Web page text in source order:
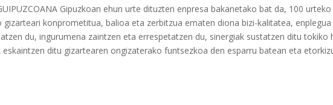
Gipuzkoan ehun urte dituzten enpresa bakanetako bat da, 100
gizarteari konprometitua, balioa eta zerbitzua ematen diona bizi-kalitatea,
du, ingurumena zaintzen eta errespetatzen du, sinergiak sustatzen ditu
eskaintzen ditu gizartearen ongizaterako funtsezkoa den esparru batean eta